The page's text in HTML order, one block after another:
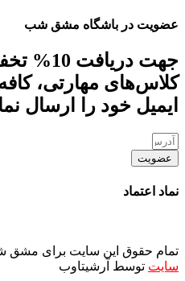
عضویت در باشگاه مشق شب
جهت
کلاس‌های مهارتی،
ایمیل خود را ارسال
عضویت
نماد اعتماد
تمام حقوق این سایت برای
سایت توسط آرشیتاوب